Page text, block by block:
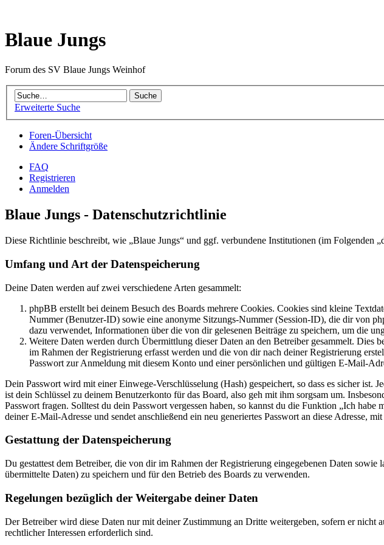
Blaue Jungs
Forum des SV Blaue Jungs Weinhof
Erweiterte Suche
Foren-Übersicht
Ändere Schriftgröße
FAQ
Registrieren
Anmelden
Blaue Jungs - Datenschutzrichtlinie
Diese Richtlinie beschreibt, wie „Blaue Jungs“ und ggf. verbundene Institutionen (im Folgenden
Umfang und Art der Datenspeicherung
Deine Daten werden auf zwei verschiedene Arten gesammelt:
phpBB erstellt bei deinem Besuch des Boards mehrere Cookies. Cookies sind kleine
Nummer (Benutzer-ID) sowie eine anonyme Sitzungs-Nummer (Session-ID), die dir von
dazu verwendet, Informationen über die von dir gelesenen Beiträge zu speichern, um die
Weitere Daten werden durch Übermittlung dieser Daten an den Betreiber gesammelt.
im Rahmen der Registrierung erfasst werden und die von dir nach deiner Registrierung
Passwort zur Anmeldung mit diesem Konto und einer persönlichen und gültigen E-Mail-
Dein Passwort wird mit einer Einwege-Verschlüsselung (Hash) gespeichert, so dass es sicher
ist dein Schlüssel zu deinem Benutzerkonto für das Board, also geh mit ihm sorgsam um.
Passwort fragen. Solltest du dein Passwort vergessen haben, so kannst du die Funktion „Ich
deiner E-Mail-Adresse und sendet anschließend ein neu generiertes Passwort an diese Adresse,
Gestattung der Datenspeicherung
Du gestattest dem Betreiber, die von dir im Rahmen der Registrierung eingegebenen Daten
übermittelte Daten) zu speichern und für den Betrieb des Boards zu verwenden.
Regelungen bezüglich der Weitergabe deiner Daten
Der Betreiber wird diese Daten nur mit deiner Zustimmung an Dritte weitergeben, sofern er
rechtlicher Interessen erforderlich sind.